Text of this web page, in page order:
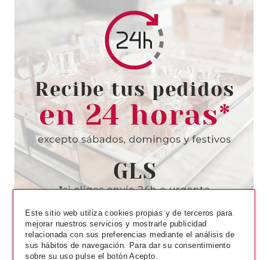
SALLY HANSEN
SALLY HANSEN SUGAR COAT
RAZZLEBERRY 500 11.8ML
Pvr 3.00€
-55%
desde
1.35€
Este sitio web utiliza cookies propias y de terceros para
mejorar nuestros servicios y mostrarle publicidad
relacionada con sus preferencias mediante el análisis de
sus hábitos de navegación. Para dar su consentimiento
sobre su uso pulse el botón Acepto.